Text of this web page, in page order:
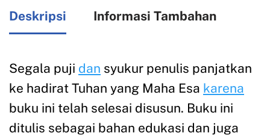
Deskripsi Informasi Tambahan
Segala puji dan syukur penulis panjatkan
ke hadirat Tuhan yang Maha Esa karena
buku ini telah selesai disusun. Buku ini
ditulis sebagai bahan edukasi dan juga